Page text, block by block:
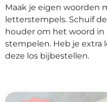
Nieuwe
producten
Producten
op
Producten
Maak je eigen woorden
letterstempels. Schuif
houder om het woord in
stempelen. Heb je extra
deze los bijbestellen.